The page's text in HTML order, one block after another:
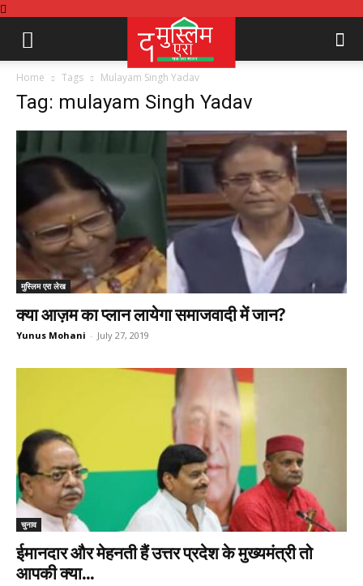
Home Tags Mulayam Singh Yadav
Tag: mulayam Singh Yadav
मुस्लिम एरा लेख
क्या आज़म का प्लान लायेगा समाजवादी में जान?
Yunus Mohani - July 27, 2019
चुनाव
ईमानदार और मेहनती हैं उत्तर प्रदेश के मुख्यमंत्री तो
आपकी क्या...